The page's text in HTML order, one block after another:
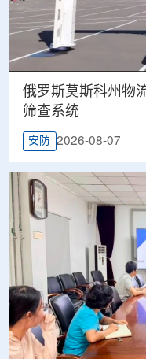
俄罗斯莫斯科州物
筛查系统
安防 2026-08-07